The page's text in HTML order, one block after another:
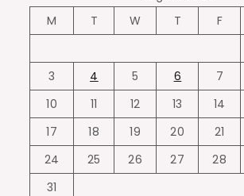
M
T W T F
3
4 5 6 7
10
11 12 13 14
17
18 19 20 21
24
25 26 27 28
31